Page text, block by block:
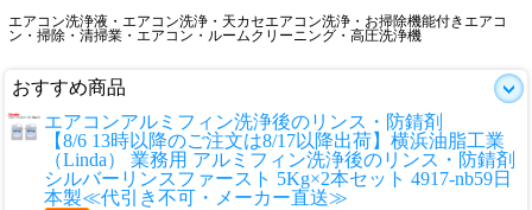
エアコン洗浄液・エアコン洗浄・天カセエアコン洗浄・お掃除機能付きエアコ
ン・掃除・清掃業・エアコン・ルームクリーニング・高圧洗浄機
おすすめ商品
エアコンアルミフィン洗浄後のリンス・防錆剤
【8/6 13時以降のご注文は8/17以降出荷】横浜油脂工業
（Linda） 業務用 アルミフィン洗浄後のリンス・防錆剤
シルバーリンスファースト 5Kg×2本セット 4917-nb59日
本製≪代引き不可・メーカー直送≫